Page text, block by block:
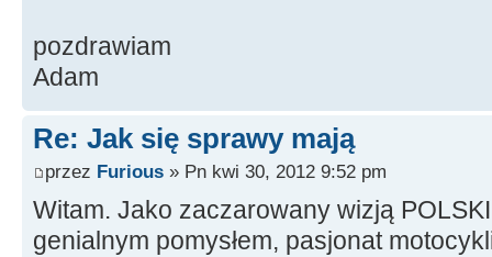
pozdrawiam
Adam
Re: Jak się sprawy mają
przez Furious » Pn kwi 30, 2012 9:52 pm
Witam. Jako zaczarowany wizją
genialnym pomysłem, pasjonat